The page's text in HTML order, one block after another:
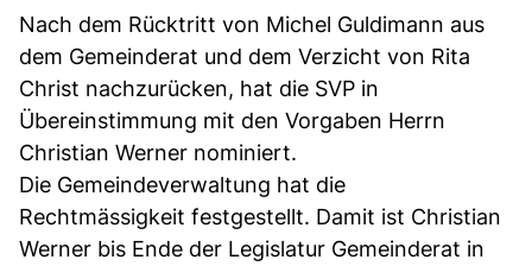
Nach dem Rücktritt von Michel Guldimann aus
dem Gemeinderat und dem Verzicht von Rita
Christ nachzurücken, hat die SVP in
Übereinstimmung mit den Vorgaben Herrn
Christian Werner nominiert.
Die Gemeindeverwaltung hat die
Rechtmässigkeit festgestellt. Damit ist Christian
Werner bis Ende der Legislatur Gemeinderat in